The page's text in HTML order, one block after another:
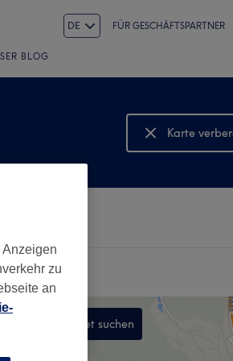
DE FÜR GESCHÄFTSPARTNER
BLOG
Karte
Karte
In diesem Gebiet suchen
zu
an